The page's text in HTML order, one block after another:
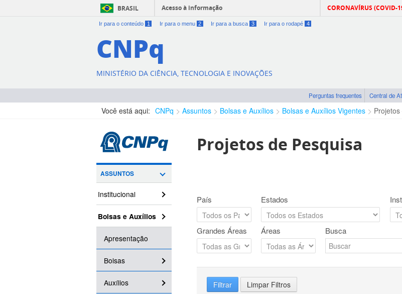
BRASIL Acesso à informação CORONAVÍRUS (COVID-
Ir para o conteúdo 1 Ir para o menu 2 Ir para a busca 3 Ir para o rodapé 4
CNPq
MINISTÉRIO DA CIÊNCIA, TECNOLOGIA E INOVAÇÕES
Perguntas frequentes Central de
Você está aqui: CNPq Assuntos Bolsas e Auxílios Bolsas e Auxílios Vigentes
ASSUNTOS
Institucional
Bolsas e Auxílios
Apresentação
Bolsas
Auxílios
Projetos de Pesquisa
País Estados
Grandes Áreas Áreas Busca
Filtrar Limpar Filtros